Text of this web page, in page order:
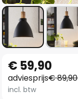
naar
het
begin
€ 59,90
adviesprijs€ 89,90
incl. btw